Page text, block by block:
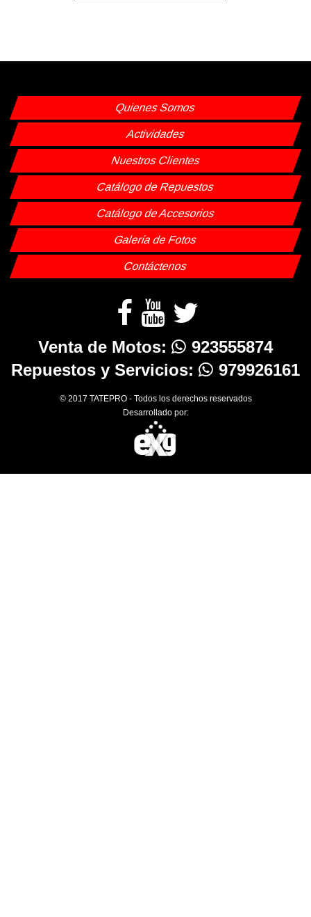
Quienes Somos
Actividades
Nuestros Clientes
Catálogo de Repuestos
Catálogo de Accesorios
Galería de Fotos
Contáctenos
Venta de Motos:
923555874
Repuestos y Servicios:
979926161
© 2017 TATEPRO - Todos los derechos reservados
Desarrollado por: